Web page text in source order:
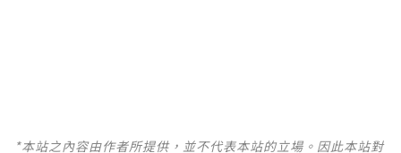
*本站之內容由作者所提供，並不代表本站的立場。因此本站對